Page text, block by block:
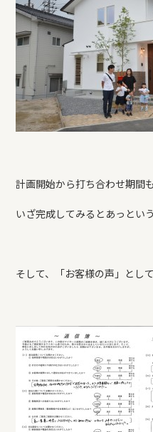
計画開始から打ち合わせ期間
いざ完成してみるとあっとい
そして、「お客様の声」とし